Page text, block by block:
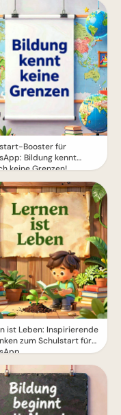
Booster für
Bildung kennt
keine Grenzen!
ist Leben: Inspirierende
zum Schulstart für